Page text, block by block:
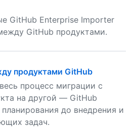
GitHub Enterprise Importer
GitHub продуктами.
продуктами GitHub
процесс миграции с
на другой — GitHub
до внедрения и
задач.